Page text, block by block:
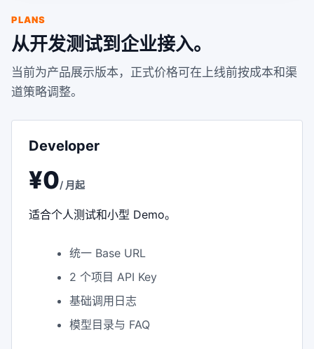
PLANS
从开发测试到企业接入。
当前为产品展示版本，正式价格可在上线前按成本和渠
道策略调整。
Developer
¥0/ 月起
适合个人测试和小型 Demo。
统一 Base URL
2 个项目 API Key
基础调用日志
模型目录与 FAQ